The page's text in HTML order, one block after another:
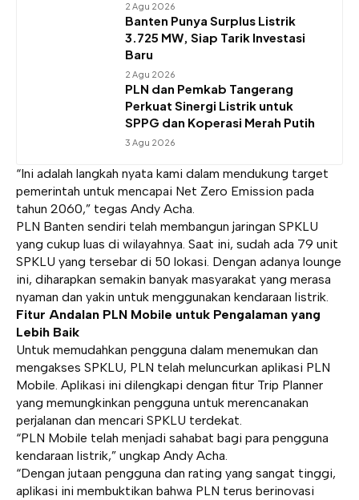
2 Agu 2026
Banten Punya Surplus Listrik
3.725 MW, Siap Tarik Investasi
Baru
2 Agu 2026
PLN dan Pemkab Tangerang
Perkuat Sinergi Listrik untuk
SPPG dan Koperasi Merah Putih
3 Agu 2026
“Ini adalah langkah nyata kami dalam mendukung target
pemerintah untuk mencapai Net Zero Emission pada
tahun 2060,” tegas Andy Acha.
PLN Banten sendiri telah membangun jaringan SPKLU
yang cukup luas di wilayahnya. Saat ini, sudah ada 79 unit
SPKLU yang tersebar di 50 lokasi. Dengan adanya lounge
ini, diharapkan semakin banyak masyarakat yang merasa
nyaman dan yakin untuk menggunakan kendaraan listrik.
Fitur Andalan PLN Mobile untuk Pengalaman yang
Lebih Baik
Untuk memudahkan pengguna dalam menemukan dan
mengakses SPKLU, PLN telah meluncurkan aplikasi PLN
Mobile. Aplikasi ini dilengkapi dengan fitur Trip Planner
yang memungkinkan pengguna untuk merencanakan
perjalanan dan mencari SPKLU terdekat.
“PLN Mobile telah menjadi sahabat bagi para pengguna
kendaraan listrik,” ungkap Andy Acha.
“Dengan jutaan pengguna dan rating yang sangat tinggi,
aplikasi ini membuktikan bahwa PLN terus berinovasi